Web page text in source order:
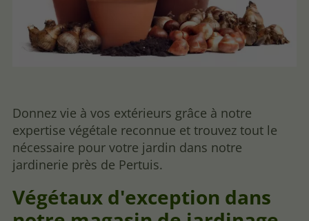
Donnez vie à vos extérieurs grâce à notre
expertise végétale reconnue et trouvez tout le
nécessaire pour votre jardin dans notre
jardinerie près de Pertuis.
Végétaux d'exception dans